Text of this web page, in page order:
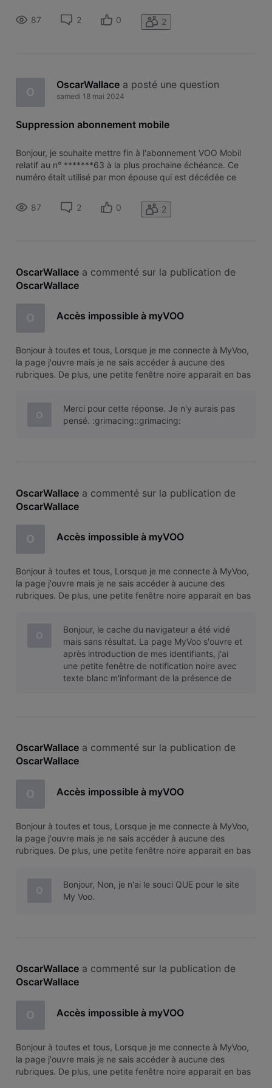
87
2 0 2
O
OscarWallace a posté une question
samedi 18 mai 2024
Suppression abonnement mobile
Bonjour, je souhaite mettre fin à l'abonnement VOO Mobil
relatif au n° *******63 à la plus prochaine échéance. Ce
numéro était utilisé par mon épouse qui est décédée ce
87
2 0 2
OscarWallace a commenté sur la publication de
OscarWallace
O Accès impossible à myVOO
Bonjour à toutes et tous, Lorsque je me connecte à MyVoo,
la page j'ouvre mais je ne sais accéder à aucune des
rubriques. De plus, une petite fenêtre noire apparait en bas
O
Merci pour cette réponse. Je n'y aurais pas
pensé. :grimacing::grimacing:
OscarWallace a commenté sur la publication de
OscarWallace
O Accès impossible à myVOO
Bonjour à toutes et tous, Lorsque je me connecte à MyVoo,
la page j'ouvre mais je ne sais accéder à aucune des
rubriques. De plus, une petite fenêtre noire apparait en bas
O
Bonjour, le cache du navigateur a été vidé
mais sans résultat. La page MyVoo s'ouvre et
après introduction de mes identifiants, j'ai
une petite fenêtre de notification noire avec
texte blanc m'informant de la présence de
OscarWallace a commenté sur la publication de
OscarWallace
O Accès impossible à myVOO
Bonjour à toutes et tous, Lorsque je me connecte à MyVoo,
la page j'ouvre mais je ne sais accéder à aucune des
rubriques. De plus, une petite fenêtre noire apparait en bas
O
Bonjour, Non, je n'ai le souci QUE pour le site
My Voo.
OscarWallace a commenté sur la publication de
OscarWallace
O Accès impossible à myVOO
Bonjour à toutes et tous, Lorsque je me connecte à MyVoo,
la page j'ouvre mais je ne sais accéder à aucune des
rubriques. De plus, une petite fenêtre noire apparait en bas